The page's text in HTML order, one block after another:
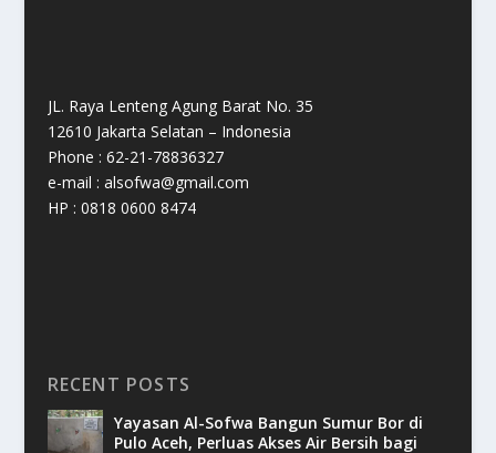
JL. Raya Lenteng Agung Barat No. 35
12610 Jakarta Selatan – Indonesia
Phone : 62-21-78836327
e-mail : alsofwa@gmail.com
HP : 0818 0600 8474
RECENT POSTS
Yayasan Al-Sofwa Bangun Sumur Bor di
Pulo Aceh, Perluas Akses Air Bersih bagi